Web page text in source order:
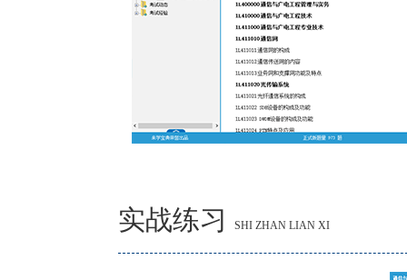
实战练习 SHI ZHAN LIAN XI